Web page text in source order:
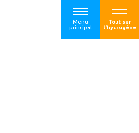
Menu
principal
Tout sur
l'hydrogène